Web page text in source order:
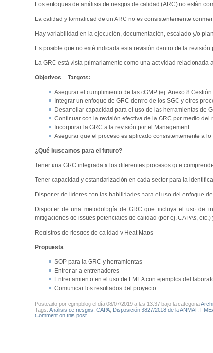
Los enfoques de análisis de riesgos de calidad (ARC) no están
La calidad y formalidad de un ARC no es consistentemente
Hay variabilidad en la ejecución, documentación, escalado y/o
Es posible que no esté indicada esta revisión dentro de la revisión
La GRC está vista primariamente como una actividad relacionada
Objetivos – Targets:
Asegurar el cumplimiento de las cGMP (ej. Anexo 8
Integrar un enfoque de GRC dentro de los SGC y otros
Desarrollar capacidad para el uso de las herramientas de
Continuar con la revisión efectiva de la GRC por medio del
Incorporar la GRC a la revisión por el Management
Asegurar que el proceso es aplicado consistentemente a
¿Qué buscamos para el futuro?
Tener una GRC integrada a los diferentes procesos que
Tener capacidad y estandarización en cada sector para la
Disponer de líderes con las habilidades para el uso del enfoque de
Disponer de una metodología de GRC que incluya el uso de
mitigaciones de issues potenciales de calidad (por ej. CAPAs,
Registros de riesgos de calidad y Heat Maps
Propuesta
SOP para la GRC y herramientas
Entrenar a entrenadores
Entrenamiento en el uso de FMEA con ejemplos del
Comunicar los resultados del proyecto
Posteado por cgmpblog el día 08/07/2019 a las 13:37 bajo la categoria
Tags: Análisis de riesgos, CAPA, Disposición 3827/2018 de la ANMAT,
Comment on this post.